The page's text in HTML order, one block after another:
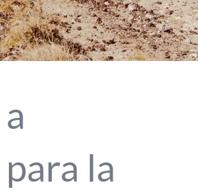
a
para la